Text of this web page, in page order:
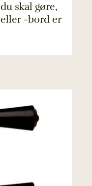
skal gøre,
-bord er